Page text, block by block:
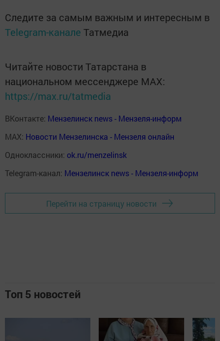
Следите за самым важным и интересным в
Telegram-канале Татмедиа
Читайте новости Татарстана в
национальном мессенджере MАХ:
https://max.ru/tatmedia
ВКонтакте: Мензелинск news - Мензеля-информ
MAX: Новости Мензелинска - Мензеля онлайн
Одноклассники: ok.ru/menzelinsk
Telegram-канал: Мензелинск news - Мензеля-информ
Перейти на страницу новости
Топ 5 новостей